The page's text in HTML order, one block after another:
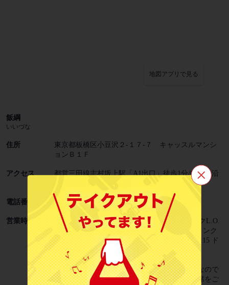
地図アプリで見る
飯綱
いいづな
住所
東京都板橋区小豆沢２‐１７‐７ キャッスルマンシ
ョンＢ１Ｆ
アクセス
都営三田線志村坂上駅「A1出口」徒歩1分/中仙道沿
電話番号 03-3967-0317
営業時間
月～金: 16:00～23:00 （料理L.O. 22:15 ドリンクL.O.
22:15） 土: 15:00～23:00 （料理L.O. 22:15 ドリンク
L.O. 22:15） 祝日: 15:00～22:00 （料理L.O. 21:15 ド
リンクL.O. 21:15）
【★ネット予約について】
☆ネット予約の席数には限りがございます。なので
「◆ご宴会予約◆」についてはお電話にて空席をご
この店舗情報をシェアする
飯綱
東京都板橋区小豆沢２‐１７‐７ キャッスルマンションＢ１Ｆ
https://iizuna.owst.jp/
お店情報をコピー